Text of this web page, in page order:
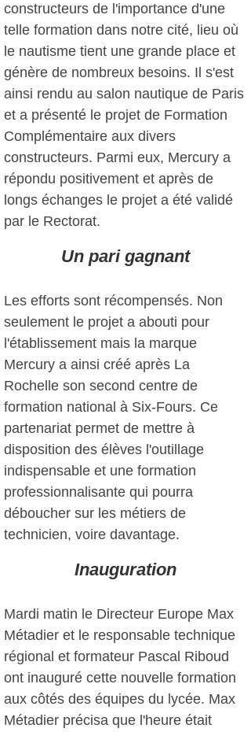
constructeurs de l'importance d'une
telle formation dans notre cité, lieu où
le nautisme tient une grande place et
génère de nombreux besoins. Il s'est
ainsi rendu au salon nautique de Paris
et a présenté le projet de Formation
Complémentaire aux divers
constructeurs. Parmi eux, Mercury a
répondu positivement et après de
longs échanges le projet a été validé
par le Rectorat.
Un pari gagnant
Les efforts sont récompensés. Non
seulement le projet a abouti pour
l'établissement mais la marque
Mercury a ainsi créé après La
Rochelle son second centre de
formation national à Six-Fours. Ce
partenariat permet de mettre à
disposition des élèves l'outillage
indispensable et une formation
professionnalisante qui pourra
déboucher sur les métiers de
technicien, voire davantage.
Inauguration
Mardi matin le Directeur Europe Max
Métadier et le responsable technique
régional et formateur Pascal Riboud
ont inauguré cette nouvelle formation
aux côtés des équipes du lycée. Max
Métadier précisa que l'heure était